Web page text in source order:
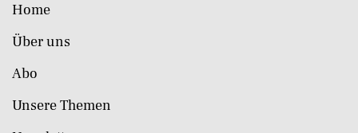
Home
Über uns
Abo
Unsere Themen